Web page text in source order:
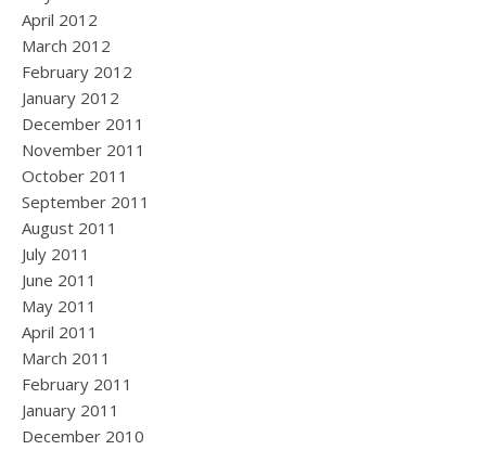
April 2012
March 2012
February 2012
January 2012
December 2011
November 2011
October 2011
September 2011
August 2011
July 2011
June 2011
May 2011
April 2011
March 2011
February 2011
January 2011
December 2010